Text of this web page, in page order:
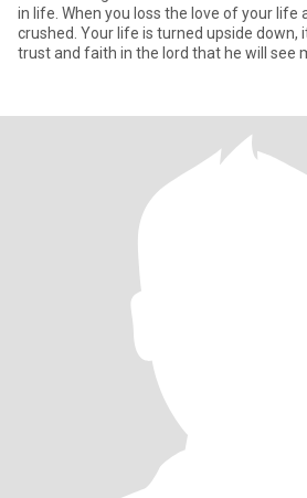
in life. When you loss the love of your life
crushed. Your life is turned upside down,
trust and faith in the lord that he will see